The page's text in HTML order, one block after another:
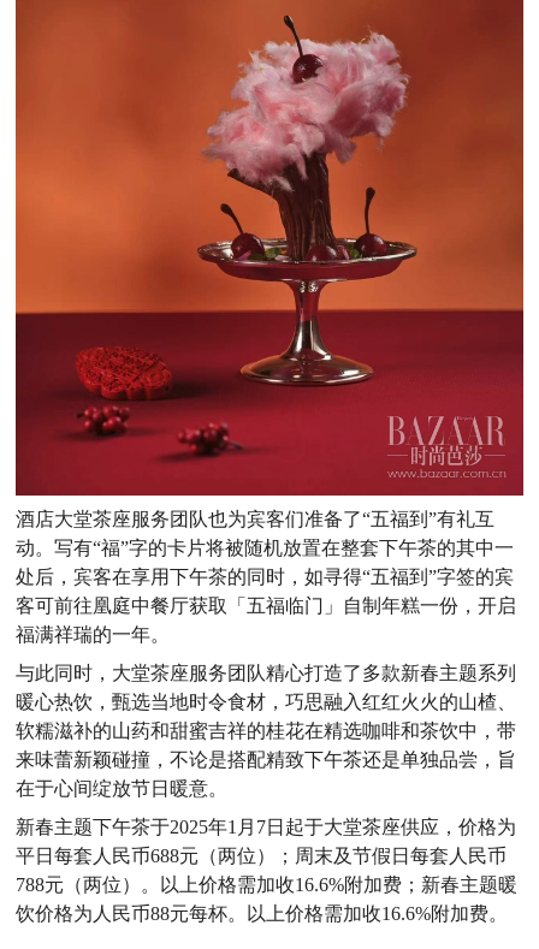
酒店大堂茶座服务团队也为宾客们准备了“五福到”有礼互
动。写有“福”字的卡片将被随机放置在整套下午茶的其中一
处后，宾客在享用下午茶的同时，如寻得“五福到”字签的宾
客可前往凰庭中餐厅获取「五福临门」自制年糕一份，开启
福满祥瑞的一年。
与此同时，大堂茶座服务团队精心打造了多款新春主题系列
暖心热饮，甄选当地时令食材，巧思融入红红火火的山楂、
软糯滋补的山药和甜蜜吉祥的桂花在精选咖啡和茶饮中，带
来味蕾新颖碰撞，不论是搭配精致下午茶还是单独品尝，旨
在于心间绽放节日暖意。
新春主题下午茶于2025年1月7日起于大堂茶座供应，价格为
平日每套人民币688元（两位）；周末及节假日每套人民币
788元（两位）。以上价格需加收16.6%附加费；新春主题暖
饮价格为人民币88元每杯。以上价格需加收16.6%附加费。